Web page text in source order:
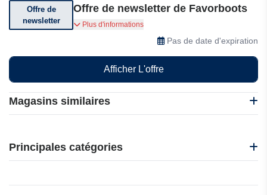
Magasins similaires
K-Swiss
Made in Paradis
Kali Shoes
Principales catégories
Offre de
newsletter
Offre de newsletter de Favorboots
Abonnez-vous et recevez des offres incroyables
Plus d'informations
Pas de date d'expiration
Afficher L'offre